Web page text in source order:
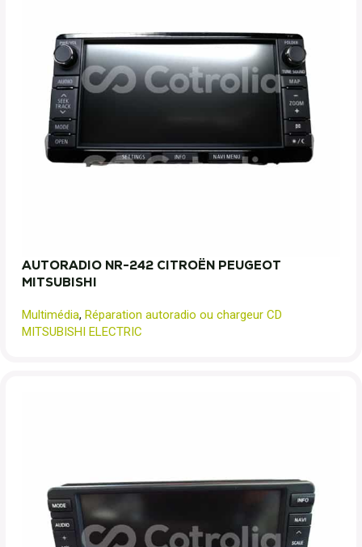
AUTORADIO NR-242 CITROËN PEUGEOT
MITSUBISHI
Multimédia, Réparation autoradio ou chargeur CD
MITSUBISHI ELECTRIC